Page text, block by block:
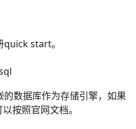
quick start。
数据库作为存储引擎，如果
按照官网文档。